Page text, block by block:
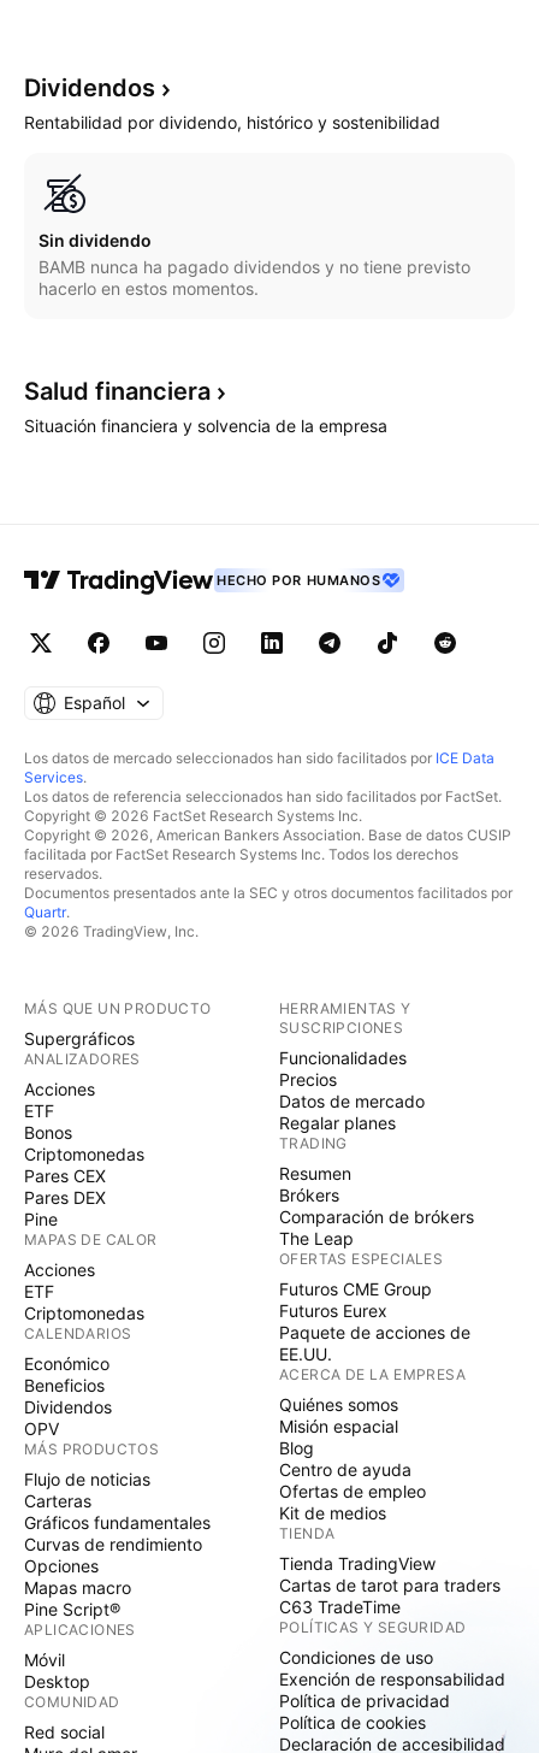
Dividendos
Rentabilidad por dividendo, histórico y sostenibilidad
Sin dividendo
BAMB nunca ha pagado dividendos y no tiene previsto
hacerlo en estos momentos.
Salud financiera
Situación financiera y solvencia de la empresa
HECHO POR HUMANOS
Español
Los datos de mercado seleccionados han sido facilitados por ICE Data
Services.
Los datos de referencia seleccionados han sido facilitados por FactSet.
Copyright © 2026 FactSet Research Systems Inc.
Copyright © 2026, American Bankers Association. Base de datos CUSIP
facilitada por FactSet Research Systems Inc. Todos los derechos
reservados.
Documentos presentados ante la SEC y otros documentos facilitados por
Quartr.
© 2026 TradingView, Inc.
MÁS QUE UN PRODUCTO
Supergráficos
ANALIZADORES
Acciones
ETF
Bonos
Criptomonedas
Pares CEX
Pares DEX
Pine
MAPAS DE CALOR
Acciones
ETF
Criptomonedas
CALENDARIOS
Económico
Beneficios
Dividendos
OPV
MÁS PRODUCTOS
Flujo de noticias
Carteras
Gráficos fundamentales
Curvas de rendimiento
Opciones
Mapas macro
Pine Script®
APLICACIONES
Móvil
Desktop
COMUNIDAD
Red social
HERRAMIENTAS Y
SUSCRIPCIONES
Funcionalidades
Precios
Datos de mercado
Regalar planes
TRADING
Resumen
Brókers
Comparación de brókers
The Leap
OFERTAS ESPECIALES
Futuros CME Group
Futuros Eurex
Paquete de acciones de
EE.UU.
ACERCA DE LA EMPRESA
Quiénes somos
Misión espacial
Blog
Centro de ayuda
Ofertas de empleo
Kit de medios
TIENDA
Tienda TradingView
Cartas de tarot para traders
C63 TradeTime
POLÍTICAS Y SEGURIDAD
Condiciones de uso
Exención de responsabilidad
Política de privacidad
Política de cookies
Declaración de accesibilidad